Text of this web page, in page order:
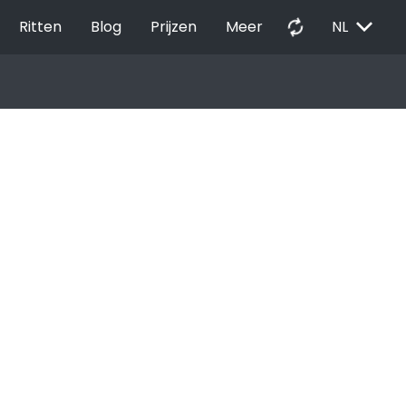
Ritten Blog Prijzen Meer autorenew NL EXPAND_MORE